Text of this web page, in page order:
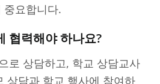
중요합니다.
협력해야 하나요?
로 상담하고, 학교 상담교사
상담과 학교 행사에 참여하